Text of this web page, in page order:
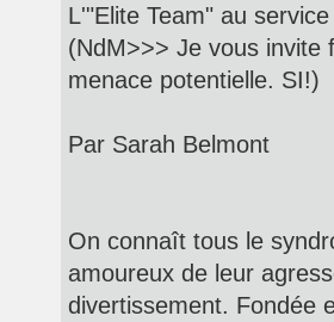
L'"Elite Team" au
(NdM>>> Je vous invite
menace potentielle. SI!)
Par Sarah Belmont
On connaît tous le
amoureux de leur
divertissement. Fondée